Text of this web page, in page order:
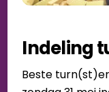
Indeling
Beste